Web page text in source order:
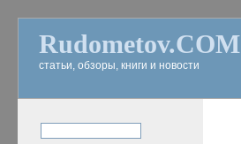
Rudometov.COM
статьи, обзоры, книги и новости